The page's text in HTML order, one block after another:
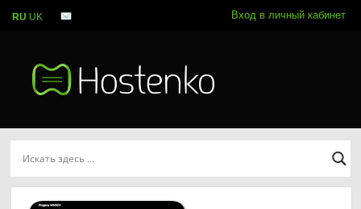
Вход в личный кабинет
RU UK